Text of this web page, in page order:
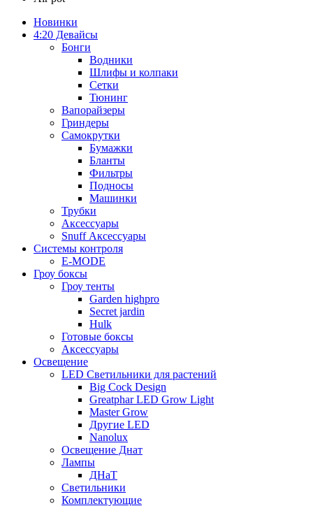
Новинки
4:20 Девайсы
Бонги
Водники
Шлифы и колпаки
Сетки
Тюнинг
Вапорайзеры
Гриндеры
Самокрутки
Бумажки
Бланты
Фильтры
Подносы
Машинки
Трубки
Аксессуары
Snuff Аксессуары
Системы контроля
E-MODE
Гроу боксы
Гроу тенты
Garden highpro
Secret jardin
Hulk
Готовые боксы
Аксессуары
Освещение
LED Светильники для растений
Big Cock Design
Greatphar LED Grow Light
Master Grow
Другие LED
Nanolux
Освещение Днат
Лампы
ДНаТ
Светильники
Комплектующие